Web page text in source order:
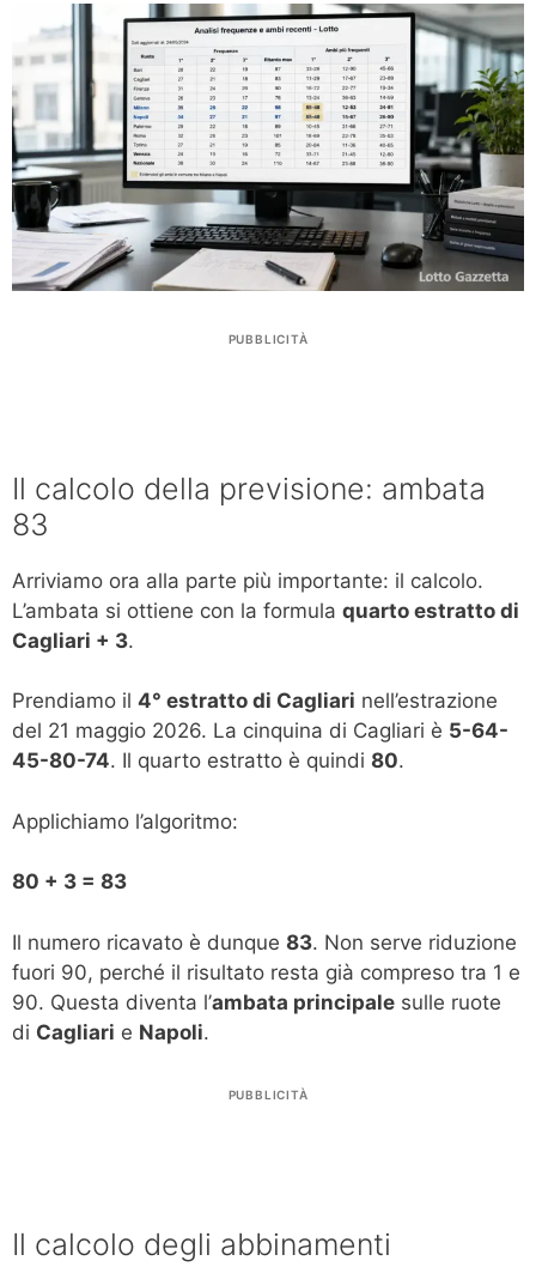
PUBBLICITÀ
Il calcolo della previsione: ambata
83
Arriviamo ora alla parte più importante: il calcolo.
L’ambata si ottiene con la formula quarto estratto di
Cagliari + 3.
Prendiamo il 4° estratto di Cagliari nell’estrazione
del 21 maggio 2026. La cinquina di Cagliari è 5-64-
45-80-74. Il quarto estratto è quindi 80.
Applichiamo l’algoritmo:
80 + 3 = 83
Il numero ricavato è dunque 83. Non serve riduzione
fuori 90, perché il risultato resta già compreso tra 1 e
90. Questa diventa l’ambata principale sulle ruote
di Cagliari e Napoli.
PUBBLICITÀ
Il calcolo degli abbinamenti